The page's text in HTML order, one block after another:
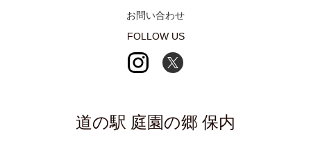
お問い合わせ
FOLLOW US
道の駅 庭園の郷 保内